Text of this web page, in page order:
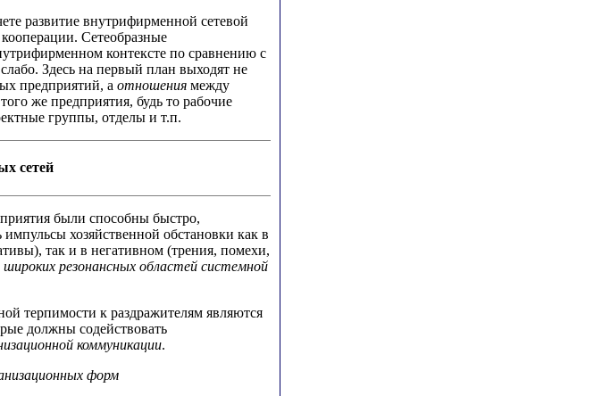
развитие внутрифирменной сетевой
Сетеобразные
контексте по сравнению с
Здесь на первый план выходят не
предприятий, а отношения между
же предприятия, будь то рабочие
группы, отделы и т.п.
сетей
были способны быстро,
хозяйственной обстановки как в
так и в негативном (трения, помехи,
широких резонансных областей системной
терпимости к раздражителям являются
должны содействовать
коммуникации.
форм